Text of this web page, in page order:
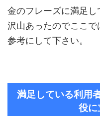
金のフレーズに満足
沢山あったのでここ
参考にして下さい。
満足している利用
役に